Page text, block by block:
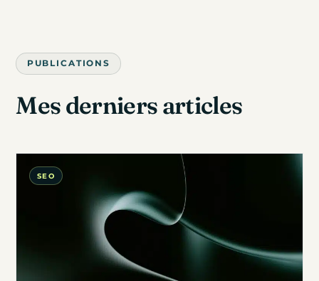
PUBLICATIONS
Mesderniersarticles
SEO